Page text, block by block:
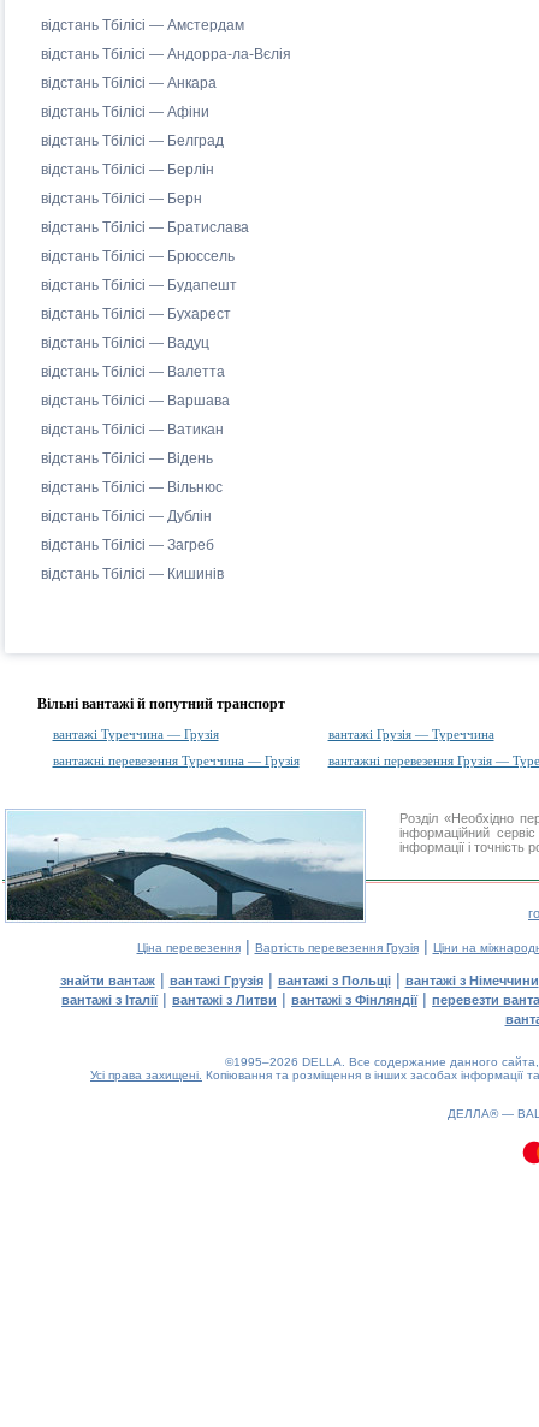
відстань Тбілісі — Амстердам
відстань Тбілісі — Андорра-ла-Вєлія
відстань Тбілісі — Анкара
відстань Тбілісі — Афіни
відстань Тбілісі — Белград
відстань Тбілісі — Берлін
відстань Тбілісі — Берн
відстань Тбілісі — Братислава
відстань Тбілісі — Брюссель
відстань Тбілісі — Будапешт
відстань Тбілісі — Бухарест
відстань Тбілісі — Вадуц
відстань Тбілісі — Валетта
відстань Тбілісі — Варшава
відстань Тбілісі — Ватикан
відстань Тбілісі — Відень
відстань Тбілісі — Вільнюс
відстань Тбілісі — Дублін
відстань Тбілісі — Загреб
відстань Тбілісі — Кишинів
Вільні вантажі й попутний транспорт
вантажі Туреччина — Грузія
вантажі Грузія — Туреччина
вантажні перевезення Туреччина — Грузія
вантажні перевезення Грузія —
Розділ «Необхідно
інформаційний
інформації і
Ціна перевезення| Вартість перевезення Грузія| Ціни на
знайти вантаж| вантажі Грузія| вантажі з Польщі| вантажі з Німеччини
вантажі з Італії| вантажі з Литви | вантажі з Фінляндії| перевезти
©1995–2026 DELLA. Все содержание данного
Усі права захищені. Копіювання та розміщення в інших засобах інформації
ДЕЛЛА® —